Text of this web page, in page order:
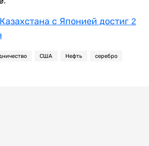
с Японией достиг 2
США Нефть серебро